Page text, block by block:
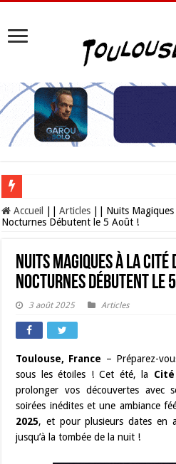
Les Nocturnes de la Cité de l’espace
Accueil Articles
Nuits Magiques
Nocturnes Débutent le 5 Août !
Nuits Magiques à la Cité
Nocturnes Débutent le
3 août 2025 Articles
Toulouse, France – Préparez-
sous les étoiles ! Cet été, la
prolonger vos découvertes avec
soirées inédites et une ambiance
2025, et pour plusieurs dates en
jusqu’à la tombée de la nuit !